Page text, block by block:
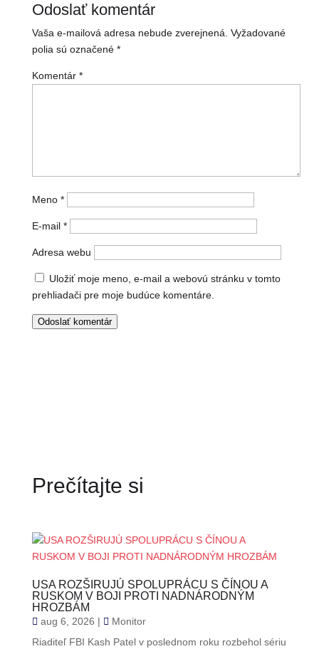
Odoslať komentár
Vaša e-mailová adresa nebude zverejnená. Vyžadované
polia sú označené *
Komentár *
Meno *
E-mail *
Adresa webu
Uložiť moje meno, e-mail a webovú stránku v tomto
prehliadači pre moje budúce komentáre.
Odoslať komentár
Prečítajte si
USA ROZŠIRUJÚ SPOLUPRÁCU S ČÍNOU A
RUSKOM V BOJI PROTI NADNÁRODNÝM
HROZBÁM
aug 6, 2026 |
Monitor
Riaditeľ FBI Kash Patel v poslednom roku rozbehol sériu